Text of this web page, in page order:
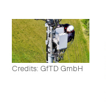
Credits: GfTD GmbH